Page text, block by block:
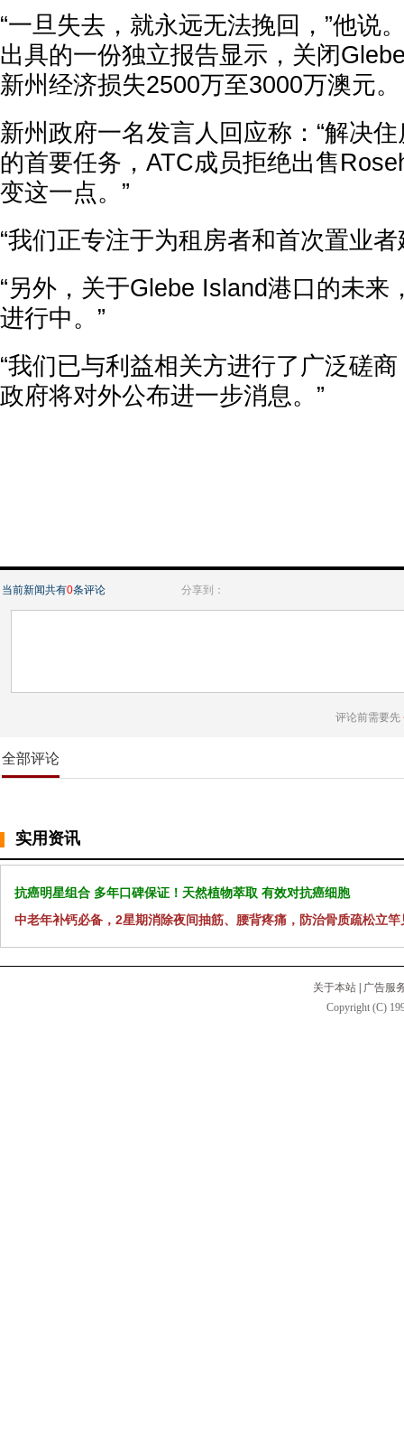
“一旦失去，就永远无法挽回，”他说
出具的一份独立报告显示，关闭
新州经济损失2500万至3000万澳元。
新州政府一名发言人回应称：“解决
的首要任务，ATC成员拒绝出售
变这一点。”
“我们正专注于为租房者和首次置业者
“另外，关于Glebe Island港口的未来
进行中。”
“我们已与利益相关方进行了广泛磋
政府将对外公布进一步消息。”
当前新闻共有0条评论 分享到：
评论前需要先
全部评论
实用资讯
抗癌明星组合 多年口碑保证！天然植物萃取 有效对抗癌细胞
中老年补钙必备，2星期消除夜间抽筋、腰背疼痛，防治骨质疏松立竿
关于本站
广告服
Copyright (C)